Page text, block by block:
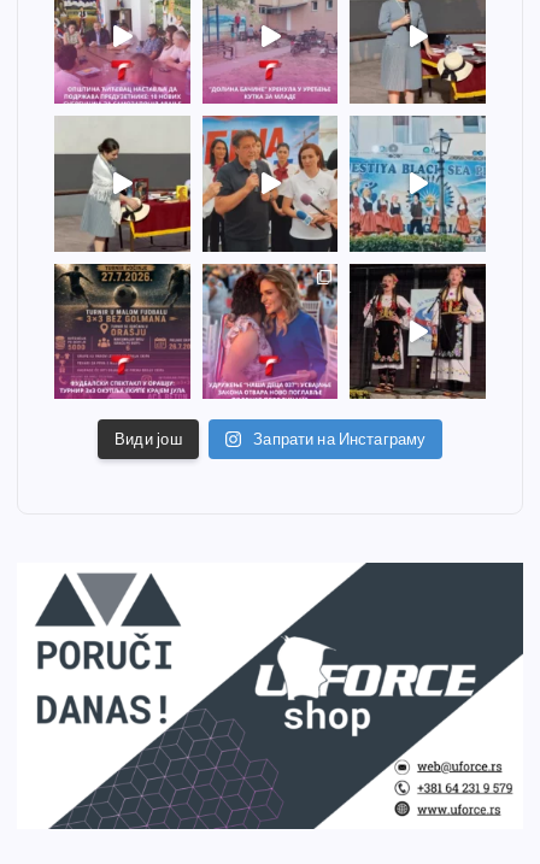
Види још Запрати на Инстаграму